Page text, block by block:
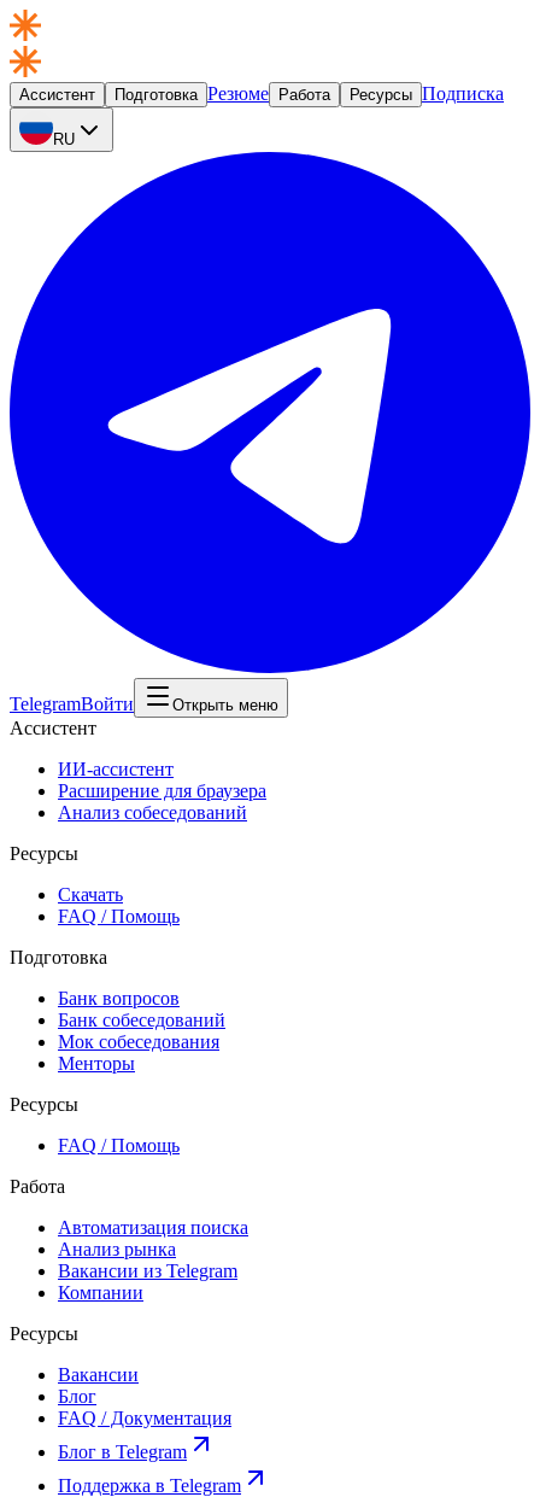
Ассистент Подготовка Резюме Работа Ресурсы Подписка
RU
TelegramВойти Открыть меню
Ассистент
ИИ-ассистент
Расширение для браузера
Анализ собеседований
Ресурсы
Скачать
FAQ / Помощь
Подготовка
Банк вопросов
Банк собеседований
Мок собеседования
Менторы
Ресурсы
FAQ / Помощь
Работа
Автоматизация поиска
Анализ рынка
Вакансии из Telegram
Компании
Ресурсы
Вакансии
Блог
FAQ / Документация
Блог в Telegram
Поддержка в Telegram